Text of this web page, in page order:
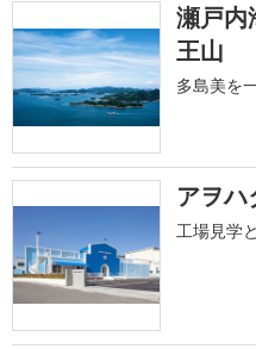
瀬戸内
王山
多島美を
アヲハ
工場見学